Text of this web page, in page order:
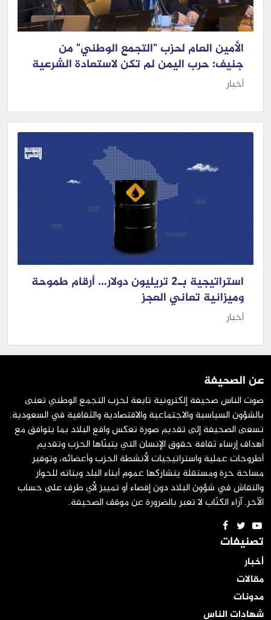
الأمين العام لحزب "التجمع الوطني" من
جنيف: حرب اليمن لم تكن لاستعادة الشرعية
أخبار
استراتيجية بـ2 تريليون دولار… أرقام طموحة
وميزانية تعاني العجز
أخبار
عن الصحيفة
صوت الناس صحيفة إلكترونية تابعة لحزب التجمع الوطني تعنى
بالشؤون السياسية والاجتماعية والاقتصادية والثقافية في السعودية.
تسعى الصحيفة إلى تقديم صورة تعكس واقع البلاد بما يتوافق مع
أهداف إرساء ثقافة حقوق الإنسان التي يتبنّاها الحزب وتقديم
أطروحات عملية واستراتيجيات لأنشطة الحزب وأعضائه، وتوفير
مساحة حرة ومستقلة يتشاركها عموم أبناء البلد وبناته للحوار
والنقاش في شؤون البلاد دون إقصاء أو تمييز لأي طرف على حساب
الآخر. آراء الكتّاب لا تعبر بالضرورة عن موقف الصحيفة.
تصنيفات
أخبار
مقالات
مدونات
شهادات الناس